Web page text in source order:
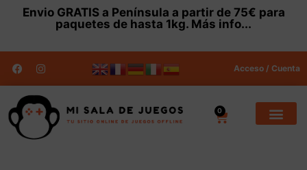
Envio GRATISa Península a partir de 75€ para
paquetes de hasta 1kg. Más info...
Acceso / Cuenta
0